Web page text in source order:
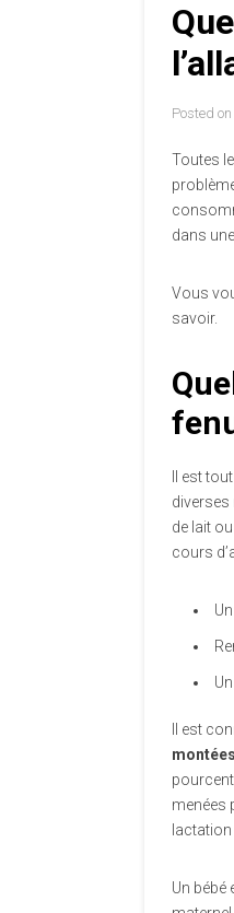
Posted on
Toutes
dans
Vous
savoir.
Il est
de lait
cours
Il est
menées
lactation
Un bébé